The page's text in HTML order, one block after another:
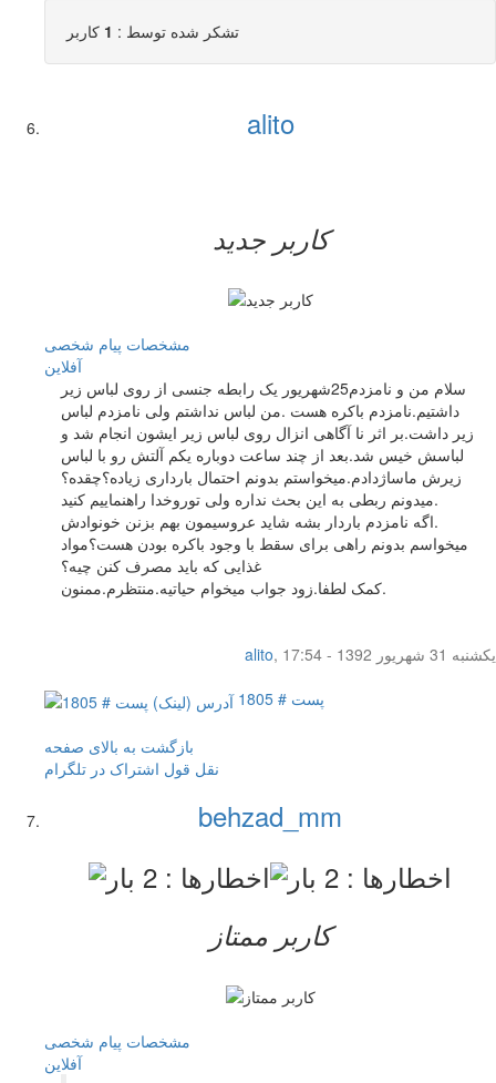
تشکر شده توسط : 1 کاربر
alito
کاربر جدید
مشخصات پیام شخصی
آفلاين
سلام من و نامزدم25شهریور یک رابطه جنسی از روی لباس زیر
داشتیم.نامزدم باکره هست .من لباس نداشتم ولی نامزدم لباس
زیر داشت.بر اثر نا آگاهی انزال روی لباس زیر ایشون انجام شد و
لباسش خیس شد.بعد از چند ساعت دوباره یکم آلتش رو با لباس
زیرش ماساژدادم.میخواستم بدونم احتمال بارداری زیاده؟چقده؟
میدونم ربطی به این بحث نداره ولی توروخدا راهنماییم کنید.
اگه نامزدم باردار بشه شاید عروسیمون بهم بزنن خونوادش.
میخواسم بدونم راهی برای سقط با وجود باکره بودن هست؟مواد
غذایی که باید مصرف کنن چیه؟
کمک لطفا.زود جواب میخوام حیاتیه.منتظرم.ممنون.
alito,
یکشنبه 31 شهریور 1392 - 17:54
پست # 1805
بازگشت به بالای صفحه
نقل قول اشتراک در تلگرام
behzad_mm
کاربر ممتاز
مشخصات پیام شخصی
آفلاين